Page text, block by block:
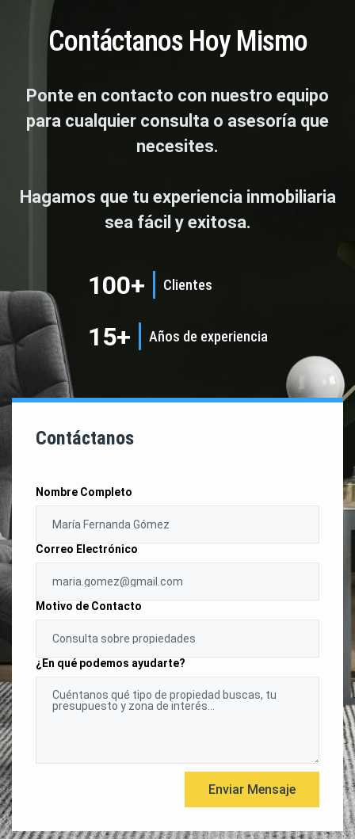
Contáctanos Hoy Mismo
Ponte en contacto con nuestro equipo
para cualquier consulta o asesoría que
necesites.
Hagamos que tu experiencia inmobiliaria
sea fácil y exitosa.
100+ Clientes
15+ Años de experiencia
Contáctanos
Nombre Completo
Correo Electrónico
Motivo de Contacto
¿En qué podemos ayudarte?